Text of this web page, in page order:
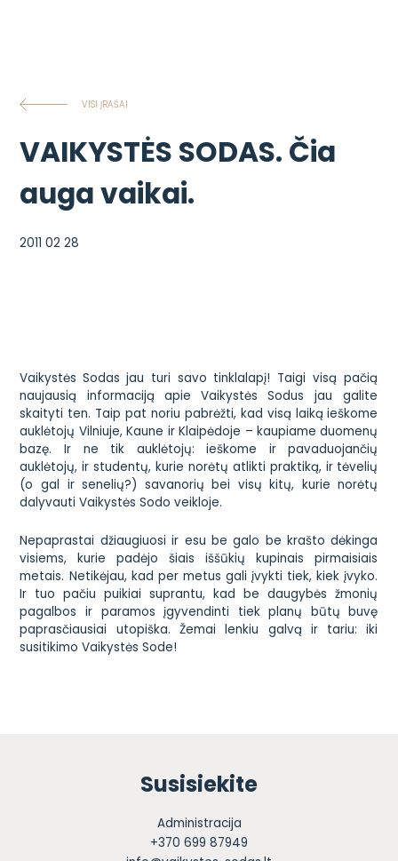
VISI ĮRAŠAI
VAIKYSTĖS SODAS. Čia
auga vaikai.
2011 02 28
Vaikystės Sodas jau turi savo tinklalapį! Taigi visą pačią
naujausią informaciją apieVaikystės Sodus jau galite
skaityti ten. Taip pat noriu pabrėžti, kad visą laiką ieškome
auklėtojų Vilniuje, Kaune ir Klaipėdoje – kaupiame duomenų
bazę. Ir ne tik auklėtojų: ieškome ir pavaduojančių
auklėtojų, ir studentų, kurie norėtų atlikti praktiką, ir tėvelių
(o gal ir senelių?) savanorių bei visų kitų, kurie norėtų
dalyvauti Vaikystės Sodo veikloje.
Nepaprastai džiaugiuosi ir esu be galo be krašto dėkinga
visiems, kurie padėjo šiais iššūkių kupinais pirmaisiais
metais. Netikėjau, kad per metus gali įvykti tiek, kiek įvyko.
Ir tuo pačiu puikiai suprantu, kad be daugybės žmonių
pagalbos ir paramos įgyvendinti tiek planų būtų buvę
paprasčiausiai utopiška. Žemai lenkiu galvą ir tariu: iki
susitikimoVaikystės Sode!
Susisiekite
Administracija
+370 699 87949